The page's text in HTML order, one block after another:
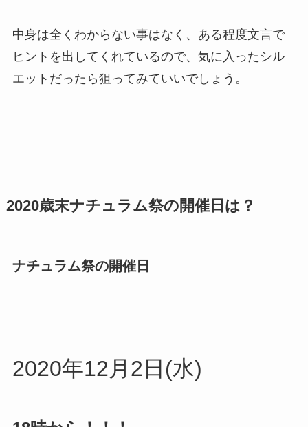
中身は全くわからない事はなく、ある程度文言で
ヒントを出してくれているので、気に入ったシル
エットだったら狙ってみていいでしょう。
2020歳末ナチュラム祭の開催日は？
ナチュラム祭の開催日
2020年12月2日(水)